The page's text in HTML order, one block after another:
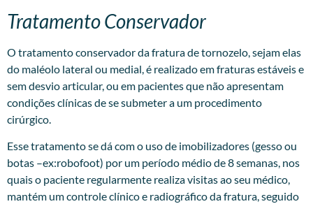
Tratamento Conservador
O tratamento conservador da fratura de tornozelo, sejam elas
do maléolo lateral ou medial, é realizado em fraturas estáveis e
sem desvio articular, ou em pacientes que não apresentam
condições clínicas de se submeter a um procedimento
cirúrgico.
Esse tratamento se dá com o uso de imobilizadores (gesso ou
botas –ex:robofoot) por um período médio de 8 semanas, nos
quais o paciente regularmente realiza visitas ao seu médico,
mantém um controle clínico e radiográfico da fratura, seguido